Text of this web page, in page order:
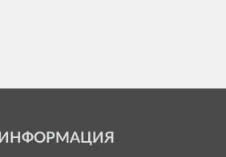
ИНФОРМАЦИЯ